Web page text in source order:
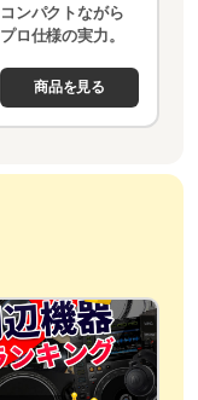
コンパクトながら
プロ仕様の実力。
商品を見る